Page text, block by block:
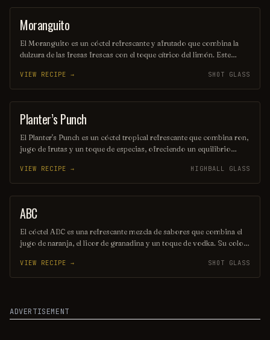
as en cualquier reunión.
SHOT
Moranguito
El Moranguito es un cóctel refrescante y afrutado que combina la
dulzura de las fresas frescas con el toque cítrico del limón. Este
creando una experiencia vibrante y veraniega en cada sorbo. Ideal
para disfrutar en una tarde soleada, el Moranguito es una celebración
de sabores que despierta los sentidos.
VIEW RECIPE → SHOT GLASS
COCKTAIL
Planter’s Punch
El Planter's Punch es un cóctel tropical refrescante que combina ron,
jugo de frutas y un toque de especias, ofreciendo un equilibrio
del Caribe, es ideal para disfrutar en días soleados y evoca la esencia
del verano. Su presentación colorida y vibrante la convierte en un
favorito en fiestas y celebraciones.
VIEW RECIPE → HIGHBALL GLASS
SHOT
ABC
El cóctel ABC es una refrescante mezcla de sabores que combina el
jugo de naranja, el licor de granadina y un toque de vodka. Su color
cualquier ocasión festiva. Disfrútalo en un vaso alto con hielo y una
rodaja de naranja como decoración.
VIEW RECIPE → SHOT GLASS
ADVERTISEMENT